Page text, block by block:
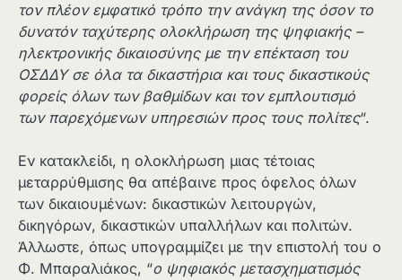
τον πλέον εμφατικό τρόπο την ανάγκη της όσον το
δυνατόν ταχύτερης ολοκλήρωση της ψηφιακής –
ηλεκτρονικής δικαιοσύνης με την επέκταση του
ΟΣΔΔΥ σε όλα τα δικαστήρια και τους δικαστικούς
φορείς όλων των βαθμίδων και τον εμπλουτισμό
των παρεχόμενων υπηρεσιών προς τους πολίτες“.
Εν κατακλείδι, η ολοκλήρωση μιας τέτοιας
μεταρρύθμισης θα απέβαινε προς όφελος όλων
των δικαιουμένων: δικαστικών λειτουργών,
δικηγόρων, δικαστικών υπαλλήλων και πολιτών.
Άλλωστε, όπως υπογραμμίζει με την επιστολή του ο
Φ. Μπαραλιάκος, “ο ψηφιακός μετασχηματισμός